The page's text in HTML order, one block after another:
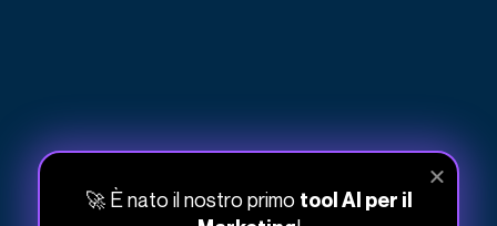
Trascrizione Report
🚀 È nato il nostro primo tool AI per il